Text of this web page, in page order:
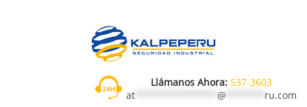
Llámanos Ahora: 537-3603
at
@ ru.com